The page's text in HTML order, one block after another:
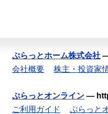
ぷらっとホーム株式会社
会社概要
株主・投資家
ぷらっとオンライン —
ご利用ガイド
ぷらっと